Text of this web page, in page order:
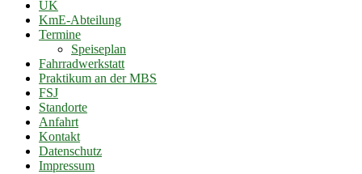
UK
KmE-Abteilung
Termine
Speiseplan
Fahrradwerkstatt
Praktikum an der MBS
FSJ
Standorte
Anfahrt
Kontakt
Datenschutz
Impressum